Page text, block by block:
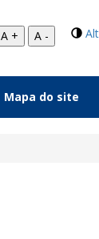
A + A -
Mapa do site